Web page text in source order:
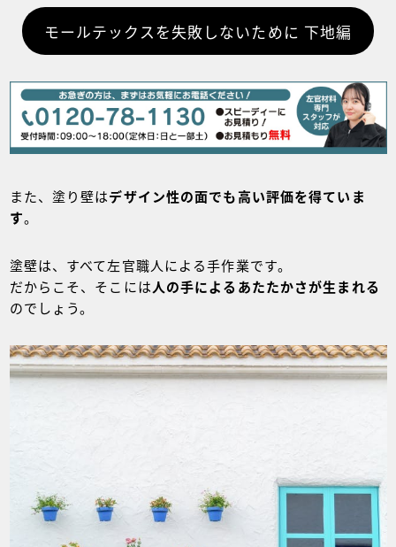
モールテックスを失敗しないために 下地編
また、塗り壁はデザイン性の面でも高い評価を得ていま
す。
塗壁は、すべて左官職人による手作業です。
だからこそ、そこには人の手によるあたたかさが生まれる
のでしょう。